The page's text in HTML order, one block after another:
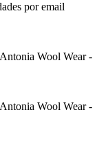
por email